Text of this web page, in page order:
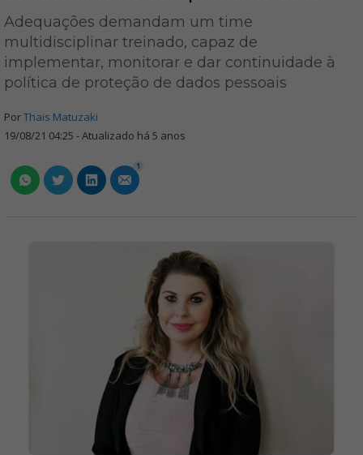
Adequações demandam um time
multidisciplinar treinado, capaz de
implementar, monitorar e dar continuidade à
política de proteção de dados pessoais
PorThais Matuzaki
19/08/21 04:25 - Atualizado há 5 anos
1